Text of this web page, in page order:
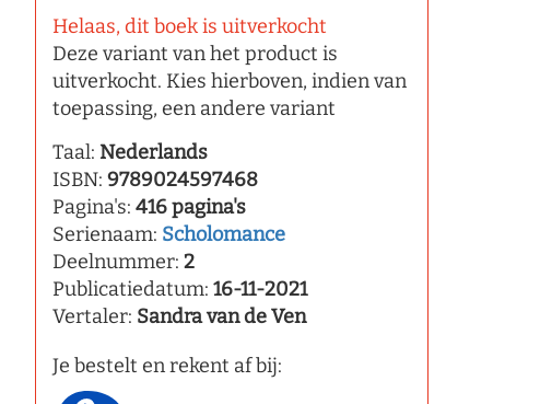
Helaas, dit boek is uitverkocht
Deze variant van het product is
uitverkocht. Kies hierboven, indien van
toepassing, een andere variant
Taal: Nederlands
ISBN: 9789024597468
Pagina's: 416 pagina's
Serienaam: Scholomance
Deelnummer: 2
Publicatiedatum: 16-11-2021
Vertaler: Sandra van de Ven
Je bestelt en rekent af bij: